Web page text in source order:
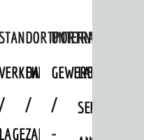
OB
/
LAGE
DATEN
/
ZAHLEN
UNTERNEHMEN
GEWERBEFLÄCHEN
/
-